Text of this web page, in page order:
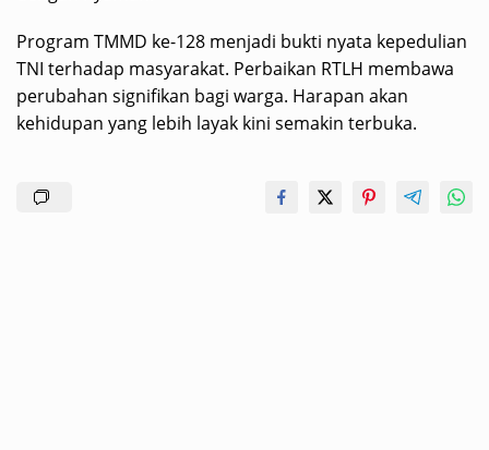
Program TMMD ke-128 menjadi bukti nyata kepedulian
TNI terhadap masyarakat. Perbaikan RTLH membawa
perubahan signifikan bagi warga. Harapan akan
kehidupan yang lebih layak kini semakin terbuka.